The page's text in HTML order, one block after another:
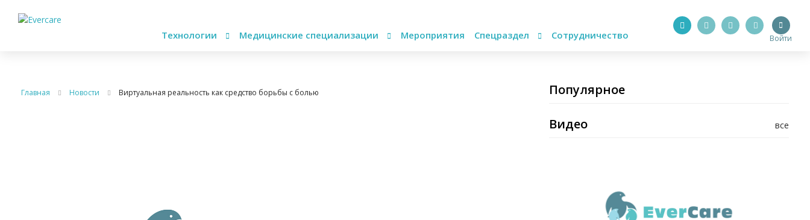
Технологии Медицинские специализации Мероприятия Спецраздел Сотрудничество Войти
Главная Новости Виртуальная реальность как средство борьбы с болью Популярное
все
Видео